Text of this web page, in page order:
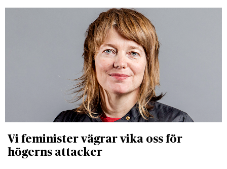
Vi feminister vägrar vika oss för
högerns attacker